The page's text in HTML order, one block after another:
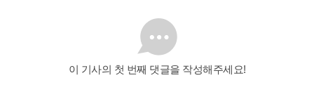
이 기사의 첫 번째 댓글을 작성해주세요!